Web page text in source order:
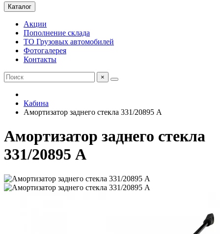
Каталог
Акции
Пополнение склада
ТО Грузовых автомобилей
Фотогалерея
Контакты
×
Кабина
Амортизатор заднего стекла 331/20895 А
Амортизатор заднего стекла
331/20895 А